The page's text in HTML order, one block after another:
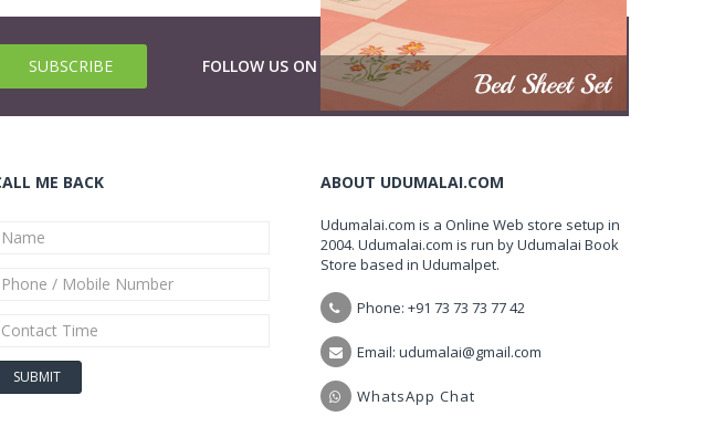
FOLLOW US ON
ME BACK ABOUT UDUMALAI.COM
Udumalai.com is a Online Web store setup in
2004. Udumalai.com is run by Udumalai Book
Store based in Udumalpet.
Phone: +91 73 73 73 77 42
Email: udumalai@gmail.com
WhatsApp Chat